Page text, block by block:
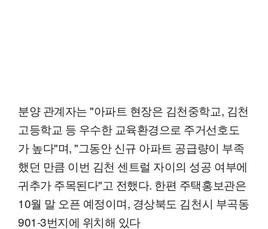
분양 관계자는 "아파트 현장은 김천중학교, 김천
고등학교 등 우수한 교육환경으로 주거선호도
가 높다"며, "그동안 신규 아파트 공급량이 부족
했던 만큼 이번 김천 센트럴 자이의 성공 여부에
귀추가 주목된다"고 전했다. 한편 주택홍보관은
10월 말 오픈 예정이며, 경상북도 김천시 부곡동
901-3번지에 위치해 있다